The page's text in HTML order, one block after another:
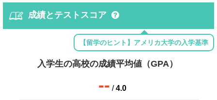
成績とテストスコア
【留学のヒント】アメリカ大学の入学基準
入学生の高校の成績平均値（GPA）
-- /4.0